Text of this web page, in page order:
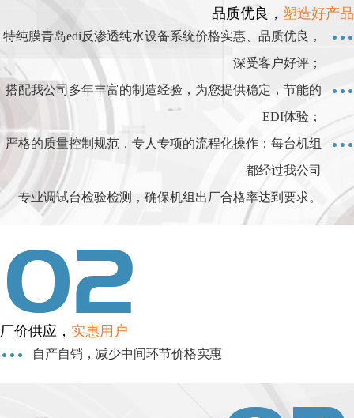
品质优良， 塑造好产品
特纯膜青岛edi反渗透纯水设备系统价格实惠、品质优良，
深受客户好评；
搭配我公司多年丰富的制造经验，为您提供稳定，节能的
EDI体验；
严格的质量控制规范，专人专项的流程化操作；每台机组
都经过我公司
专业调试台检验检测，确保机组出厂合格率达到要求。
厂价供应， 实惠用户
自产自销，减少中间环节价格实惠